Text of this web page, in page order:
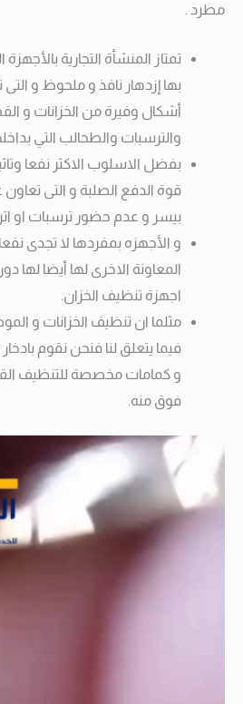
مطرد .
تمتاز المنشأة التجارية
بها إزدهار نافذ و ملحوظ و
أشكال وفيرة من الخزانات و
والترسبات والطحالب التي
بفضل الاسلوب الاكثر نفعا
قوة الدفع الصلبة و التى
بيسر و عدم حضور ترسبات او
و الأجهزه بمفردها لا تجدى
المعاونة الاخرى لها أيضا لها
اجهزة تنظيف الخزان.
مثلما ان تنظيف الخزانات و
فيما يتعلق لنا فنحن نقوم
و كمامات مخصصة للتنظيف
فوق منه.